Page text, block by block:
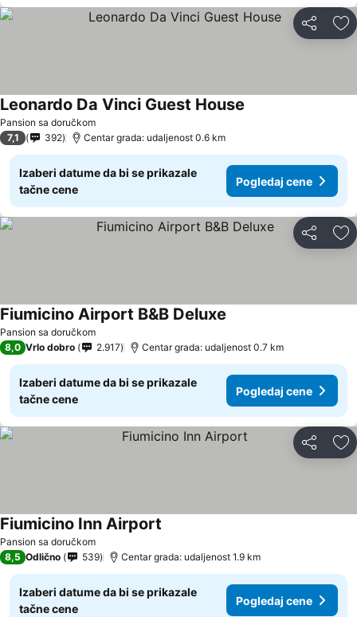
Deli
Pansion sa doručkom
Leonardo Da Vinci Guest House
7,1 392 Centar grada: udaljenost 0.6 km
Izaberi datume da bi se prikazale
tačne cene
Pogledaj cene
Deli
Pansion sa doručkom
Fiumicino Airport B&B Deluxe
8,0 Vrlo dobro 2.917 Centar grada: udaljenost 0.7 km
Izaberi datume da bi se prikazale
tačne cene
Pogledaj cene
Deli
Pansion sa doručkom
Fiumicino Inn Airport
8,5 Odlično 539 Centar grada: udaljenost 1.9 km
Izaberi datume da bi se prikazale
tačne cene
Pogledaj cene